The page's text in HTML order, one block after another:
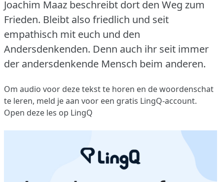
Joachim Maaz beschreibt dort den Weg zum
Frieden. Bleibt also friedlich und seit
empathisch mit euch und den
Andersdenkenden. Denn auch ihr seit immer
der andersdenkende Mensch beim anderen.
Om audio voor deze tekst te horen en de woordenschat
te leren, meld je aan voor een gratis LingQ-account.
Open deze les op LingQ